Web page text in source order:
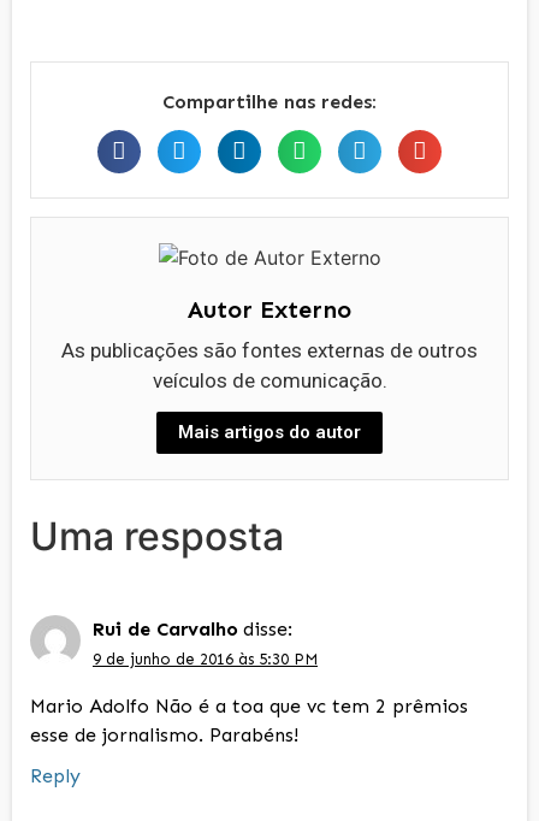
Compartilhe nas redes:
Autor Externo
As publicações são fontes externas de outros
veículos de comunicação.
Mais artigos do autor
Uma resposta
Rui de Carvalho disse:
9 de junho de 2016 às 5:30 PM
Mario Adolfo Não é a toa que vc tem 2 prêmios
esse de jornalismo. Parabéns!
Reply